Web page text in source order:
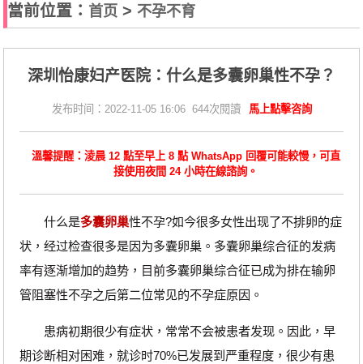
當前位置： 首页 > 不孕不育
深圳怡康妇产医院：什么是多囊卵巢性不孕？
发布时间：2022-11-05 16:06 644次閱讀 馬上點擊咨詢
溫馨提醒：淩晨 12 點至早上 8 點 WhatsApp 回覆可能較慢，可直
接使用夜間 24 小時在線諮詢。
什么是多囊卵巢性不孕?如今很多女性出现了不排卵的症
状，经过检查很多是因为多囊卵巢。多囊卵巢综合征的发病
率有逐渐增加的趋势，目前多囊卵巢综合征已成为排在输卵
管阻塞性不孕之后第二位常见的不孕症原因。
患病初期很少有症状，常常不会被患者发现。因此，早
期诊断相对困难，就诊时70%已发展到严重程度，很少有患